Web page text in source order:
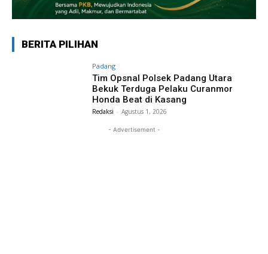
BERITA PILIHAN
Padang
Tim Opsnal Polsek Padang Utara
Bekuk Terduga Pelaku Curanmor
Honda Beat di Kasang
Redaksi - Agustus 1, 2026
- Advertisement -